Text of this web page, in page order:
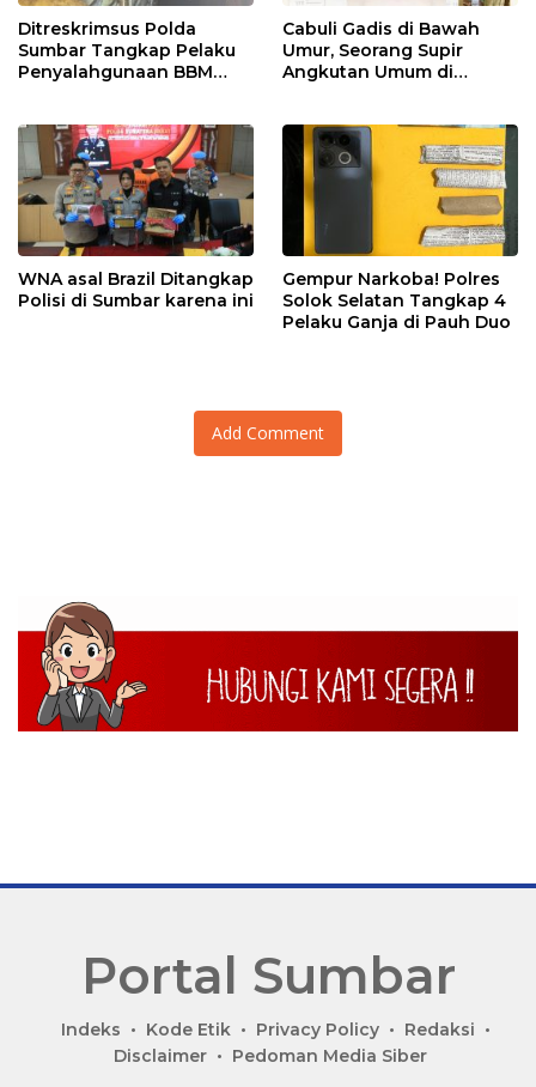
Ditreskrimsus Polda
Sumbar Tangkap Pelaku
Penyalahgunaan BBM
Cabuli Gadis di Bawah
Umur, Seorang Supir
Angkutan Umum di
WNA asal Brazil Ditangkap
Polisi di Sumbar karena ini
Gempur Narkoba! Polres
Solok Selatan Tangkap 4
Pelaku Ganja di Pauh Duo
Add Comment
Portal Sumbar
Indeks Kode Etik Privacy Policy
Redaksi
Disclaimer
Pedoman Media Siber